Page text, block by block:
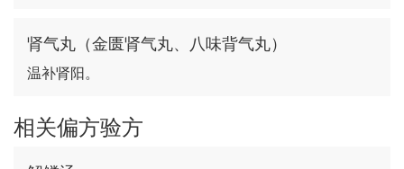
肾气丸（金匮肾气丸、八味背气丸）
温补肾阳。
相关偏方验方